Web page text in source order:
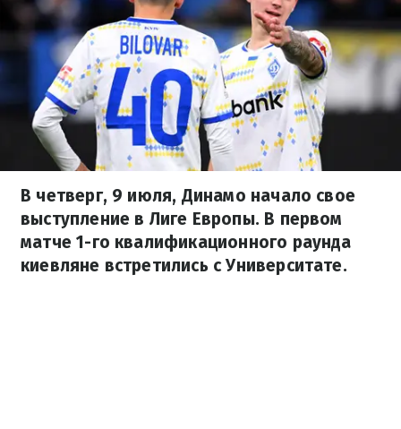
В четверг, 9 июля, Динамо начало свое
выступление в Лиге Европы. В первом
матче 1-го квалификационного раунда
киевляне встретились с Университате.